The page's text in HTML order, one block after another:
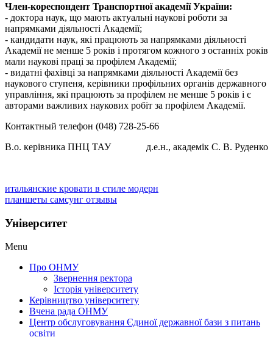
Член-кореспондент Транспортної академії України:
- доктора наук, що мають актуальні наукові роботи за
напрямками діяльності Академії;
- кандидати наук, які працюють за напрямками діяльності
Академії не менше 5 років і протягом кожного з останніх років
мали наукові праці за профілем Академії;
- видатні фахівці за напрямками діяльності Академії без
наукового ступеня, керівники профільних органів державного
управління, які працюють за профілем не менше 5 років і є
авторами важливих наукових робіт за профілем Академії.
Контактный телефон (048) 728-25-66
В.о. керівника ПНЦ ТАУ
д.е.н., академік С. В. Руденко
итальянские кровати в стиле модерн
планшеты самсунг отзывы
Університет
Menu
Про ОНМУ
Звернення ректора
Історія університету
Керівництво університету
Вчена рада ОНМУ
Центр обслуговування Єдиної державної бази з питань
освіти